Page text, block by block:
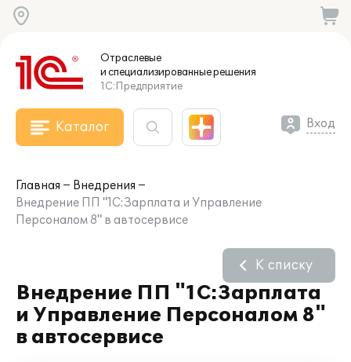
Отраслевые
и специализированныерешения
1С:Предприятие
Каталог Вход
Главная
Внедрения
Внедрение ПП "1С:Зарплата и Управление
Персоналом 8" в автосервисе
Внедрение ПП "1С:Зарплата
и Управление Персоналом 8"
в автосервисе
К списку